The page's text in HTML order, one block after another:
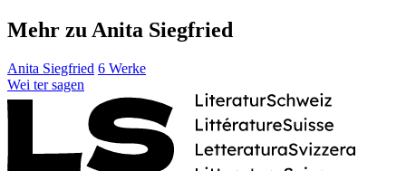
Mehr zu Anita Siegfried
Anita Siegfried 6 Werke
Wei ter sagen